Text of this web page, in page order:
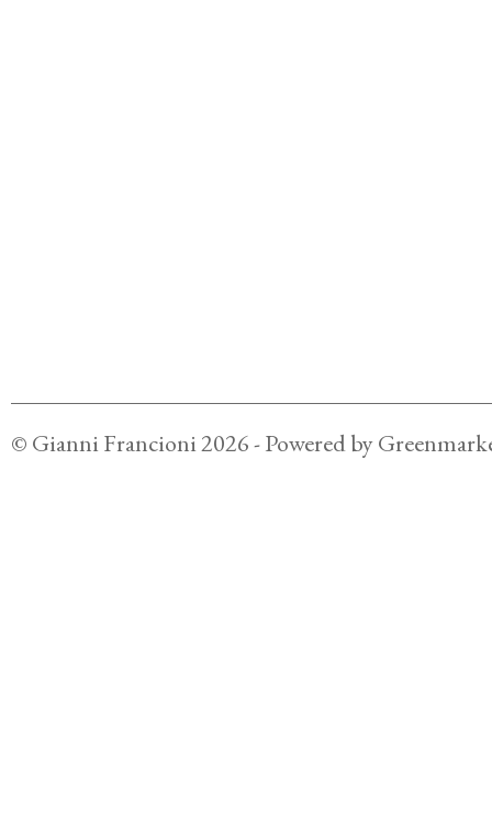
© Gianni Francioni2026- Powered by